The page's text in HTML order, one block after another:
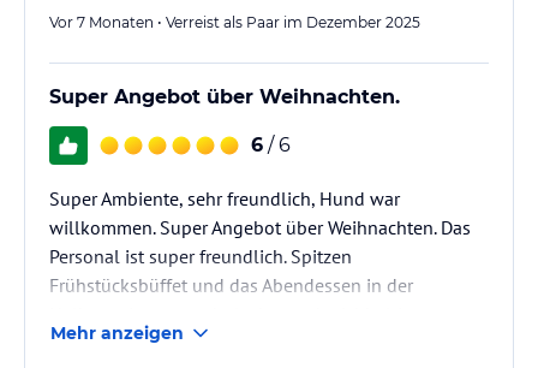
Vor 7 Monaten • Verreist als Paar im Dezember 2025
Super Angebot über Weihnachten.
6 / 6
Super Ambiente, sehr freundlich, Hund war
willkommen. Super Angebot über Weihnachten. Das
Personal ist super freundlich. Spitzen
Frühstücksbüffet und das Abendessen in der
Mehr anzeigen